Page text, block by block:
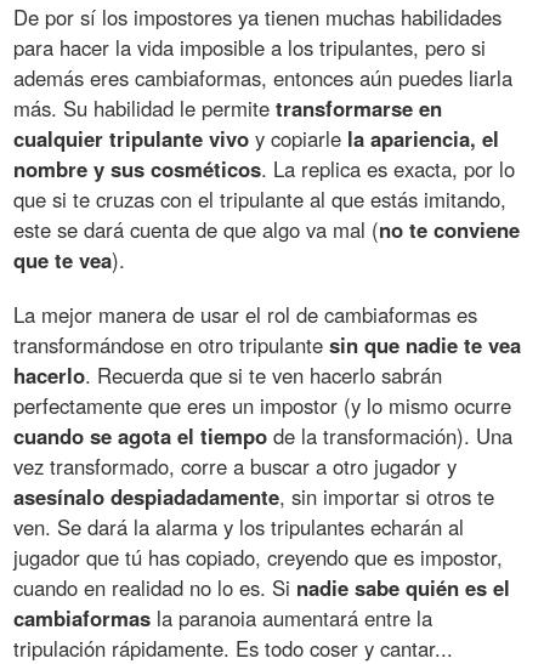
De por sí los impostores ya tienen muchas habilidades
para hacer la vida imposible a los tripulantes, pero si
además eres cambiaformas, entonces aún puedes liarla
más. Su habilidad le permitetransformarse en
cualquier tripulante vivo y copiarle la apariencia, el
nombre y sus cosméticos. La replica es exacta, por lo
que si te cruzas con el tripulante al que estás imitando,
este se dará cuenta de que algo va mal (no te conviene
que te vea).
La mejor manera de usar el rol de cambiaformas es
transformándose en otro tripulantesin que nadie te vea
hacerlo. Recuerda que si te ven hacerlo sabrán
perfectamente que eres un impostor (y lo mismo ocurre
cuando se agota el tiempo de la transformación). Una
vez transformado, corre a buscar a otro jugador y
asesínalo despiadadamente, sin importar si otros te
ven. Se dará la alarma y los tripulantes echarán al
jugador que tú has copiado, creyendo que es impostor,
cuando en realidad no lo es. Si nadie sabe quién es el
cambiaformas la paranoia aumentará entre la
tripulación rápidamente. Es todo coser y cantar...